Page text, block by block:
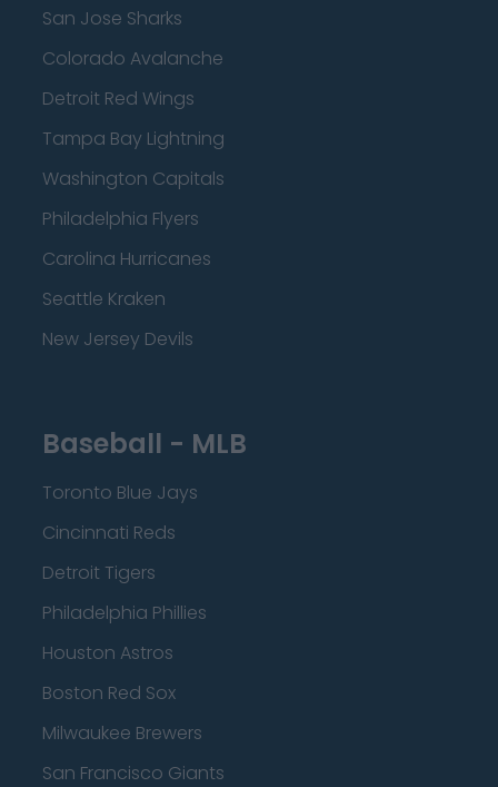
San Jose Sharks
Colorado Avalanche
Detroit Red Wings
Tampa Bay Lightning
Washington Capitals
Philadelphia Flyers
Carolina Hurricanes
Seattle Kraken
New Jersey Devils
Baseball - MLB
Toronto Blue Jays
Cincinnati Reds
Detroit Tigers
Philadelphia Phillies
Houston Astros
Boston Red Sox
Milwaukee Brewers
San Francisco Giants